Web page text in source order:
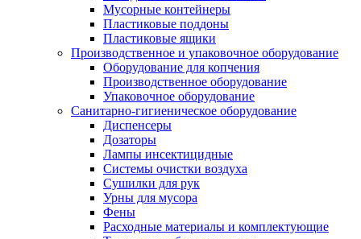
Мусорные контейнеры
Пластиковые поддоны
Пластиковые ящики
Производственное и упаковочное оборудование
Оборудование для копчения
Производственное оборудование
Упаковочное оборудование
Санитарно-гигиеническое оборудование
Диспенсеры
Дозаторы
Лампы инсектицидные
Системы очистки воздуха
Сушилки для рук
Урны для мусора
Фены
Расходные материалы и комплектующие